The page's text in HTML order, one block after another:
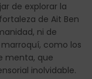
de explorar la
de Ait Ben
ni de
como los
menta, que
inolvidable.